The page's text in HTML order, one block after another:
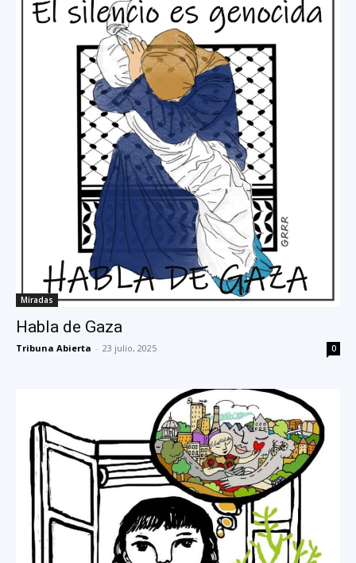
Miradas
Habla de Gaza
Tribuna Abierta - 23 julio, 2025 0